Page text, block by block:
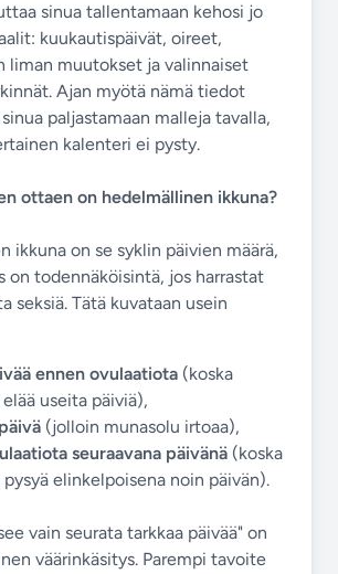
sinua tallentamaan kehosi jo
kuukautispäivät, oireet,
liman muutokset ja valinnaiset
Ajan myötä nämä tiedot
paljastamaan malleja tavalla,
kalenteri ei pysty.
ottaen on hedelmällinen ikkuna?
ikkuna on se syklin päivien määrä,
on todennäköisintä, jos harrastat
seksiä. Tätä kuvataan usein
ennen ovulaatiota (koska
useita päiviä),
(jolloin munasolu irtoaa),
seuraavana päivänä (koska
elinkelpoisena noin päivän).
vain seurata tarkkaa päivää" on
väärinkäsitys. Parempi tavoite